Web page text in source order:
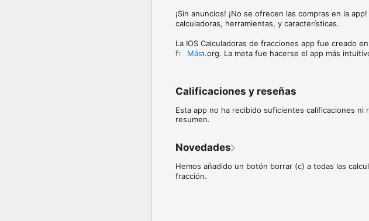
¡Sin anuncios! ¡No se ofrecen las compras en la
calculadoras, herramientas, y características.
La IOS Calculadoras de fracciones app fue creado
fraccion.org. La meta fue hacerse el app más
Más
Calificaciones y reseñas
Esta app no ha recibido suficientes calificaciones ni
resumen.
Novedades
Hemos añadido un botón borrar (c) a todas las
fracción.